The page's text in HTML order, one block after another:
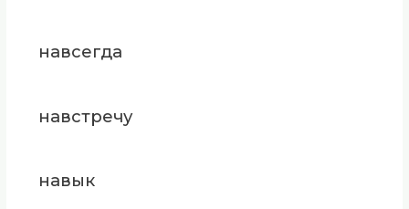
навсегда
навстречу
навык